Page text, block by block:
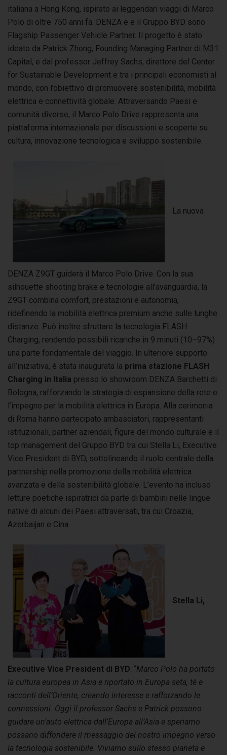
italiana a Hong Kong, ispirato ai leggendari viaggi di Marco
Polo di oltre 750 anni fa. DENZA e e il Gruppo BYD sono
Flagship Passenger Vehicle Partner. Il progetto è stato
ideato da Patrick Zhong, Founding Managing Partner di M31
Capital, e dal professor Jeffrey Sachs, direttore del Center
for Sustainable Development e tra i principali economisti al
mondo, con l’obiettivo di promuovere sostenibilità, mobilità
elettrica e connettività globale. Attraversando Paesi e
comunità diverse, il Marco Polo Drive rappresenta una
piattaforma internazionale per discussioni e scoperte su
cultura, innovazione tecnologica e sviluppo sostenibile.
La nuova
DENZA Z9GT guiderà il Marco Polo Drive. Con la sua
silhouette shooting brake e tecnologie all’avanguardia, la
Z9GT combina comfort, prestazioni e autonomia,
ridefinendo la mobilità elettrica premium anche sulle lunghe
distanze. Può inoltre sfruttare la tecnologia FLASH
Charging, rendendo possibili ricariche in 9 minuti (10–97%)
una parte fondamentale del viaggio. In ulteriore supporto
all’iniziativa, è stata inaugurata la prima stazione FLASH
Charging in Italia presso lo showroom DENZA Barchetti di
Bologna, rafforzando la strategia di espansione della rete e
l’impegno per la mobilità elettrica in Europa. Alla cerimonia
di Roma hanno partecipato ambasciatori, rappresentanti
istituzionali, partner aziendali, figure del mondo culturale e il
top management del Gruppo BYD tra cui Stella Li, Executive
Vice President di BYD, sottolineando il ruolo centrale della
partnership nella promozione della mobilità elettrica
avanzata e della sostenibilità globale. L’evento ha incluso
letture poetiche ispiratrici da parte di bambini nelle lingue
native di alcuni dei Paesi attraversati, tra cui Croazia,
Azerbaijan e Cina.
Stella Li,
Executive Vice President di BYD: “Marco Polo ha portato
la cultura europea in Asia e riportato in Europa seta, tè e
racconti dell’Oriente, creando interesse e rafforzando le
connessioni. Oggi il professor Sachs e Patrick possono
guidare un’auto elettrica dall’Europa all’Asia e speriamo
possano diffondere il messaggio del nostro impegno verso
la tecnologia sostenibile. Viviamo sullo stesso pianeta e